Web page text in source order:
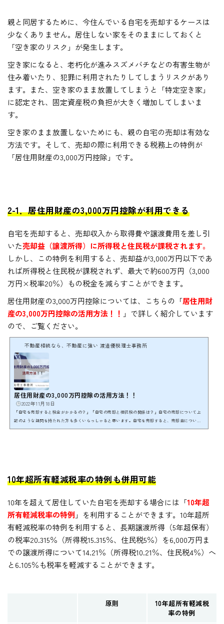
親と同居するために、今住んでいる自宅を売却するケースは
少なくありません。居住しない家をそのままにしておくと
「空き家のリスク」が発生します。
空き家になると、老朽化が進みスズメバチなどの有害生物が
住み着いたり、犯罪に利用されたりしてしまうリスクがあり
ます。また、空き家のまま放置してしまうと「特定空き家」
に認定され、固定資産税の負担が大きく増加してしまいま
す。
空き家のまま放置しないためにも、親の自宅の売却は有効な
方法です。そして、売却の際に利用できる税務上の特例が
「居住用財産の3,000万円控除」です。
2-1．居住用財産の3,000万円控除が利用できる
自宅を売却すると、売却収入から取得費や譲渡費用を差し引
いた売却益（譲渡所得）に所得税と住民税が課税されます。
しかし、この特例を利用すると、売却益が3,000万円以下であ
れば所得税と住民税が課税されず、最大で約600万円（3,000
万円×税率20％）もの税金を減らすことができます。
居住用財産の3,000万円控除については、こちらの「居住用財
産の3,000万円控除の活用方法！！ 」で詳しく紹介しています
ので、ご覧ください。
不動産相続なら、不動産に強い 渡邉優税理士事務所
居住用財産の3,000万円控除の活用方法！！
2022年11月18日
「自宅を売却すると税金がかかるの？」「自宅の売却と相続税の関係は？」自宅の売却について上
記のような疑問を持たれた方も多くいらっしゃると思います。自宅を売却すると、売却益について
は所得税が課税されます。しかし、要件を満たすことで売却益が出た場合でも、その売却益を3,000
10年超所有軽減税率の特例も併用可能
10年を超えて居住していた自宅を売却する場合には「10年超
所有軽減税率の特例 」を利用することができます。10年超所
有軽減税率の特例を利用すると、長期譲渡所得（5年超保有）
の税率20.315％（所得税15.315％、住民税5％）を6,000万円ま
での譲渡所得について14.21％（所得税10.21％、住民税4％）へ
と6.105％も税率を軽減することができます。
原則
10年超所有軽減税
率の特例